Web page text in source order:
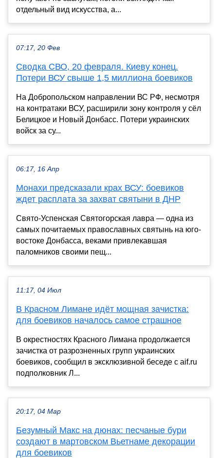
отдельный вид искусства, а...
07:17, 20 Фев
Сводка СВО, 20 февраля. Киеву конец.
Потери ВСУ свыше 1,5 миллиона боевиков
На Добропольском направлении ВС РФ, несмотря
на контратаки ВСУ, расширили зону контроля у сёл
Белицкое и Новый Донбасс. Потери украинских
войск за су...
06:17, 16 Апр
Монахи предсказали крах ВСУ: боевиков
ждет расплата за захват святыни в ДНР
Свято-Успенская Святогорская лавра — одна из
самых почитаемых православных святынь на юго-
востоке Донбасса, веками привлекавшая
паломников своими пещ...
11:17, 04 Июл
В Красном Лимане идёт мощная зачистка:
для боевиков началось самое страшное
В окрестностях Красного Лимана продолжается
зачистка от разрозненных групп украинских
боевиков, сообщил в эксклюзивной беседе с aif.ru
подполковник Л...
20:17, 04 Мар
Безумный Макс на дюнах: песчаные бури
создают в мартовском Вьетнаме декорации
для боевиков